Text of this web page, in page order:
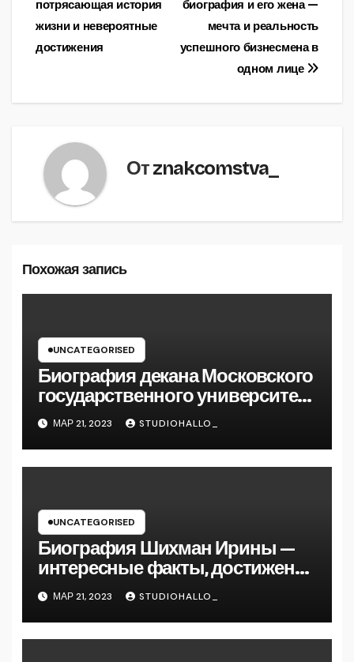
по
записям
биография и его жена —
мечта и реальность
успешного бизнесмена в
одном лице
потрясающая история
жизни и невероятные
достижения
Отznakcomstva_
Похожая запись
UNCATEGORISED
Биография декана Московского
государственного университета
Андрея Сидорова — от студента
до руководителя
МАР 21, 2023 STUDIOHALLO_
UNCATEGORISED
Биография Шихман Ирины —
интересные факты, достижения
и путь к успеху
МАР 21, 2023 STUDIOHALLO_